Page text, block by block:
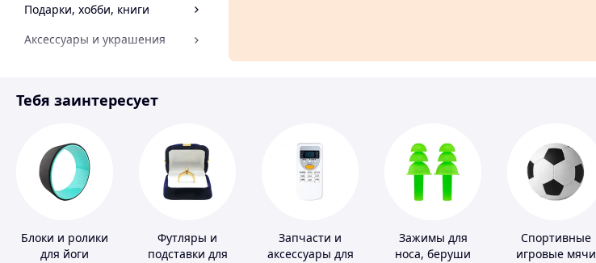
Подарки, хобби, книги
Аксессуары и украшения
Спорт и отдых
Тебя заинтересует
Блоки и ролики
для йоги
Футляры и
подставки для
Запчасти и
аксессуары для
Зажимы для
носа, беруши
Спортивные
игровые мячи